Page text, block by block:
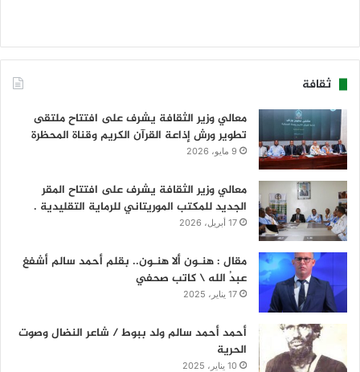
ثقافة
معالي وزير الثقافة يشرف على افتتاح ملتقى
تطوير ورش إذاعة القرآن الكريم وقناة المحظرة
9 مايو، 2026
معالي وزير الثقافة يشرف على افتتاح المقر
الجديد للمكتب الموريتاني للرماية التقليدية .
17 أبريل، 2026
مقال : هنـون ألا هنـون.. بقلم أحمد سالم أشفغ
عبدُ الله \ كاتب صحفي
17 يناير، 2025
أحمد أحمد سالم ولد ببوط / شاعر النضال وصوت
الحرية
10 يناير، 2025